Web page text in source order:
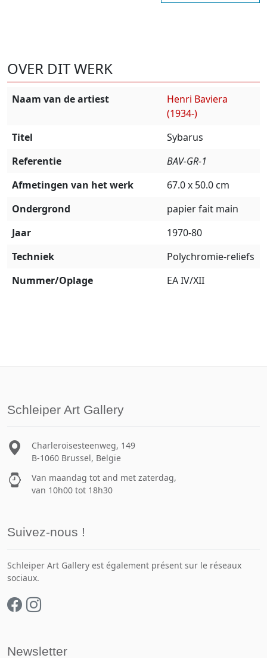
OVER DIT WERK
Naam van de artiest
Henri Baviera
(1934-)
Titel
Sybarus
Referentie
BAV-GR-1
Afmetingen van het werk
67.0 x 50.0 cm
Ondergrond
papier fait main
Jaar
1970-80
Techniek
Polychromie-reliefs
Nummer/Oplage
EA IV/XII
Schleiper Art Gallery
Charleroisesteenweg, 149
B-1060 Brussel, Belgïe
Van maandag tot and met zaterdag,
van 10h00 tot 18h30
Suivez-nous !
Schleiper Art Gallery est également présent sur le réseaux
sociaux.
Newsletter